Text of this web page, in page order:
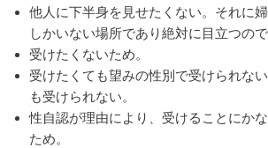
他人に下半身を見せたくない。それに
しかいない場所であり絶対に目立つので
受けたくないため。
受けたくても望みの性別で受けられな
も受けられない。
性自認が理由により、受けることにか
ため。